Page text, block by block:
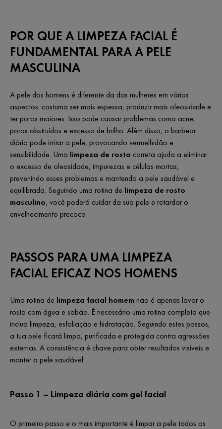
POR QUE A LIMPEZA FACIAL É
FUNDAMENTAL PARA A PELE
MASCULINA
A pele dos homens é diferente da das mulheres em vários
aspectos: costuma ser mais espessa, produzir mais oleosidade e
ter poros maiores. Isso pode causar problemas como acne,
poros obstruídos e excesso de brilho. Além disso, o barbear
diário pode irritar a pele, provocando vermelhidão e
sensibilidade. Uma limpeza de rosto correta ajuda a eliminar
o excesso de oleosidade, impurezas e células mortas,
prevenindo esses problemas e mantendo a pele saudável e
equilibrada. Seguindo uma rotina de limpeza de rosto
masculino, você poderá cuidar da sua pele e retardar o
envelhecimento precoce.
PASSOS PARA UMA LIMPEZA
FACIAL EFICAZ NOS HOMENS
Uma rotina de limpeza facial homem não é apenas lavar o
rosto com água e sabão. É necessário uma rotina completa que
inclua limpeza, esfoliação e hidratação. Seguindo estes passos,
a tua pele ficará limpa, purificada e protegida contra agressões
externas. A consistência é chave para obter resultados visíveis e
manter a pele saudável.
Passo 1 – Limpeza diária com gel facial
O primeiro passo e o mais importante é limpar a pele todos os